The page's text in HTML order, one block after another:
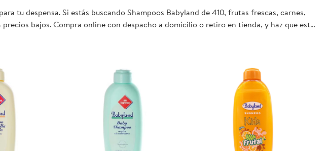
tu despensa. Si estás buscando Shampoos Babyland de 410, frutas frescas, carnes,
bajos. Compra online con despacho a domicilio o retiro en tienda, y haz que esta